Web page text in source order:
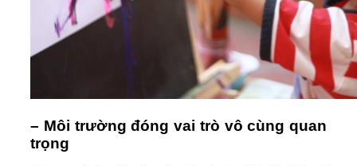
– Môi trường đóng vai trò vô cùng quan
trọng